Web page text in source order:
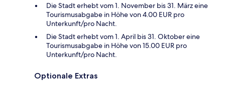
Die Stadt erhebt vom 1. November bis 31. März eine
Tourismusabgabe in Höhe von 4.00 EUR pro
Unterkunft/pro Nacht.
Die Stadt erhebt vom 1. April bis 31. Oktober eine
Tourismusabgabe in Höhe von 15.00 EUR pro
Unterkunft/pro Nacht.
Optionale Extras